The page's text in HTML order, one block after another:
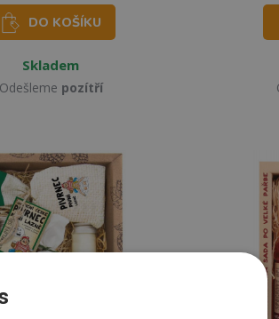
DO KOŠÍKU
Skladem
Odešleme pozítří